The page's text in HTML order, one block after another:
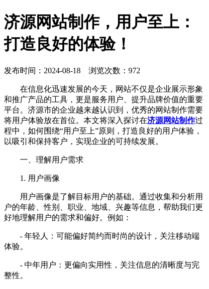
济源网站制作，用户至上：
打造良好的体验！
发布时间：2024-08-18 浏览次数：972
在信息化迅速发展的今天，网站不仅是企业展示形象
和推广产品的工具，更是服务用户、提升品牌价值的重要
平台。济源市的企业越来越认识到，优秀的网站制作需要
将用户体验放在首位。本文将深入探讨在济源网站制作过
程中，如何围绕“用户至上”原则，打造良好的用户体验，
以吸引和保持客户，实现企业的可持续发展。
一、理解用户需求
1. 用户画像
用户画像是了解目标用户的基础。通过收集和分析用
户的年龄、性别、职业、地域、兴趣等信息，帮助我们更
好地理解用户的需求和偏好。例如：
- 年轻人：可能偏好简约而时尚的设计，关注移动端
体验。
- 中年用户：更偏向实用性，关注信息的清晰度与完
整性。